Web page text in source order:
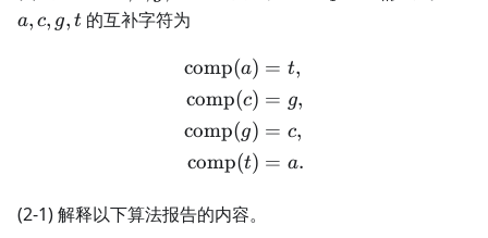
c,
x_m
a, c, g, t 的互补字符为
\begin{align*}
comp(a)
comp(c)
comp(g)
comp(t)
= t,
= g,
= c,
= a.
(2-1) 解释以下算法报告的内容。